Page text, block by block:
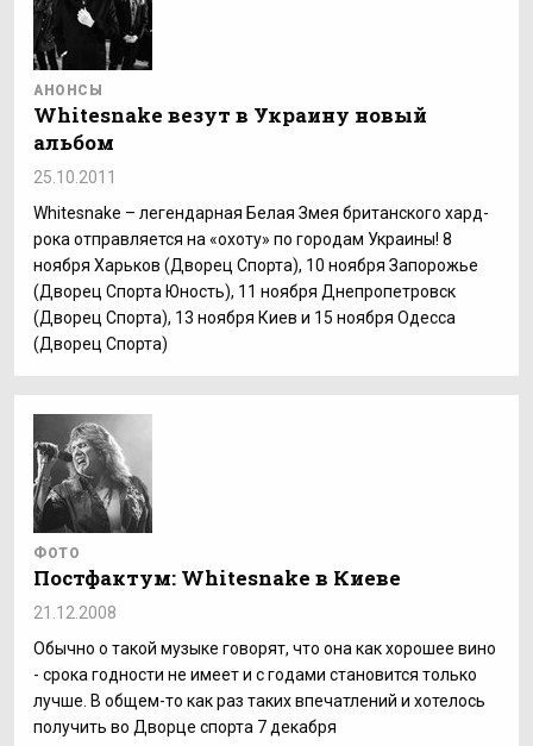
АНОНСЫ
Whitesnake везут в Украину новый
альбом
25.10.2011
Whitesnake – легендарная Белая Змея британского хард-
рока отправляется на «охоту» по городам Украины! 8
ноября Харьков (Дворец Спорта), 10 ноября Запорожье
(Дворец Спорта Юность), 11 ноября Днепропетровск
(Дворец Спорта), 13 ноября Киев и 15 ноября Одесса
(Дворец Спорта)
ФОТО
Постфактум: Whitesnake в Киеве
21.12.2008
Обычно о такой музыке говорят, что она как хорошее вино
- срока годности не имеет и с годами становится только
лучше. В общем-то как раз таких впечатлений и хотелось
получить во Дворце спорта 7 декабря